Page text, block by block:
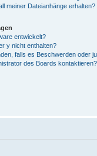
meiner Dateianhänge erhalten?
entwickelt?
y nicht enthalten?
falls es Beschwerden oder
des Boards kontaktieren?